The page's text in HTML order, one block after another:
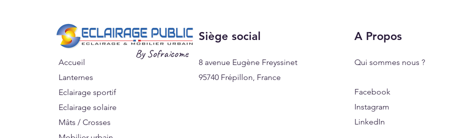
Accueil
Lanternes
Eclairage sportif
Eclairage solaire
Mâts / Crosses
By Sofraicome
Siège social
8 avenue Eugène Freyssinet
95740 Frépillon, France
A Propos
Qui sommes nous ?
Facebook
Instagram
LinkedIn